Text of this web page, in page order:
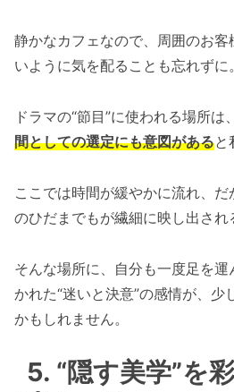
静かなカフェなので、周囲のお
いように気を配ることも忘れずに。
ドラマの“節目”に使われる場所は
間としての選定にも意図があると
ここでは時間が緩やかに流れ、
のひだまでもが繊細に映し出され
そんな場所に、自分も一度足を
かれた“迷いと決意”の感情が、少
かもしれません。
5. “隠す美学”を